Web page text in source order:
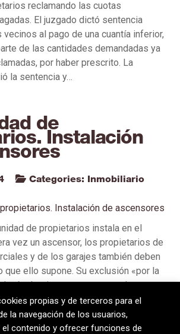
reclamando las cuotas
El juzgado dictó sentencia
vecinos al pago de una cuantía inferior,
de las cantidades demandadas ya
por haber prescrito. La
la sentencia y…
de
Instalación
Categories: Inmobiliario
de propietarios instala en el
vez un ascensor, los propietarios de
y de los garajes también deben
que ello supone. Su exclusión «por la
abusiva con respecto a los
viviendas, puesto…
propias y de terceros para el
la navegación de los usuarios,
el contenido y ofrecer funciones de